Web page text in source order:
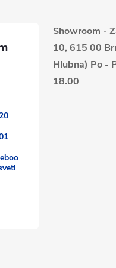
Showroom -
10, 615 00
Hlubna) Po -
18.00